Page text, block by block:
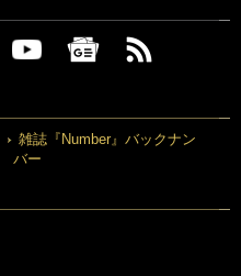
雑誌『Number』バックナン
バー